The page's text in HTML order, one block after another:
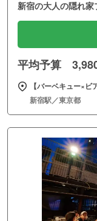
新宿の大人の隠れ
平均予算
【バーベキュー×
新宿駅／東京都